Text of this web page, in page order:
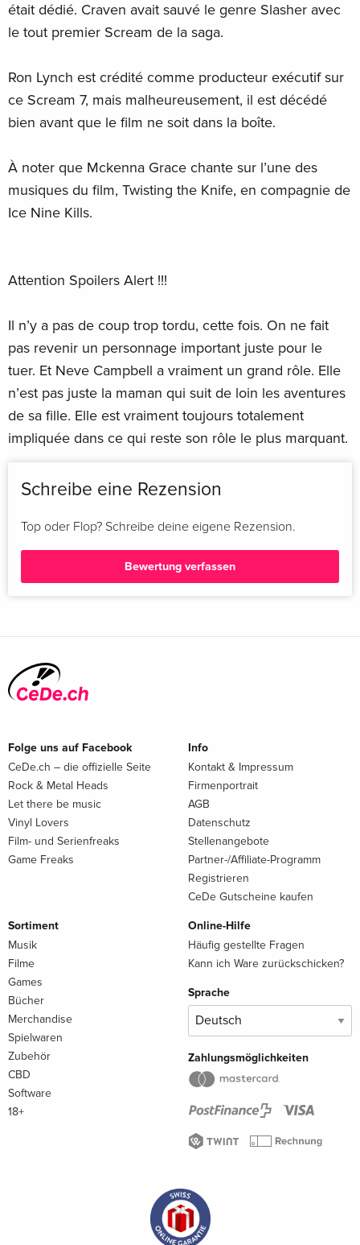
était dédié. Craven avait sauvé le genre Slasher avec
le tout premier Scream de la saga.
Ron Lynch est crédité comme producteur exécutif sur
ce Scream 7, mais malheureusement, il est décédé
bien avant que le film ne soit dans la boîte.
À noter que Mckenna Grace chante sur l’une des
musiques du film, Twisting the Knife, en compagnie de
Ice Nine Kills.
Attention Spoilers Alert !!!
Il n’y a pas de coup trop tordu, cette fois. On ne fait
pas revenir un personnage important juste pour le
tuer. Et Neve Campbell a vraiment un grand rôle. Elle
n’est pas juste la maman qui suit de loin les aventures
de sa fille. Elle est vraiment toujours totalement
impliquée dans ce qui reste son rôle le plus marquant.
Schreibe eine Rezension
Top oder Flop? Schreibe deine eigene Rezension.
Bewertung verfassen
Folge uns auf Facebook
CeDe.ch – die offizielle Seite
Rock & Metal Heads
Let there be music
Vinyl Lovers
Film- und Serienfreaks
Game Freaks
Info
Kontakt & Impressum
Firmenportrait
AGB
Datenschutz
Stellenangebote
Partner-/Affiliate-Programm
Registrieren
CeDe Gutscheine kaufen
Sortiment
Musik
Filme
Games
Bücher
Merchandise
Spielwaren
Zubehör
CBD
Software
18+
Online-Hilfe
Häufig gestellte Fragen
Kann ich Ware zurückschicken?
Sprache
Zahlungsmöglichkeiten